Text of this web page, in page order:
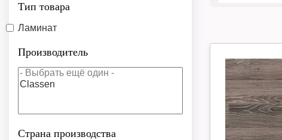
Тип товара
Ламинат
Производитель
Страна производства